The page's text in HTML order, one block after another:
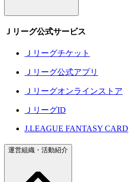
Ｊリーグ公式サービス
Ｊリーグチケット
Ｊリーグ公式アプリ
Ｊリーグオンラインストア
ＪリーグID
J.LEAGUE FANTASY CARD
運営組織・活動紹介